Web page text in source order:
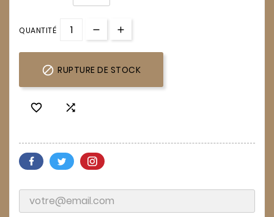
QUANTITÉ
 RUPTURE DE STOCK
 